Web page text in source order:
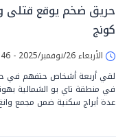
حريق ضخم يوقع قتلى
كونج
الأربعاء 26/نوفمبر/2025 - 01:46 م
لقي أربعة أشخاص حتفهم في
في منطقة تاي بو الشمالية
عدة أبراج سكنية ضمن مجمع